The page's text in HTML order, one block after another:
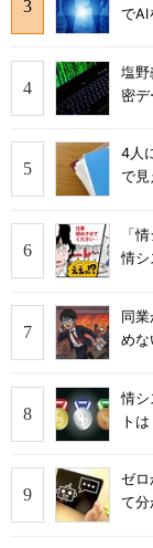
でAI
塩
密デ
4人
で見
「
情シ
同
めな
情シ
ト
ゼ
て分